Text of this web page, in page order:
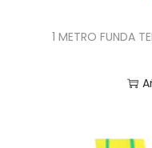
1 METRO FUNDA